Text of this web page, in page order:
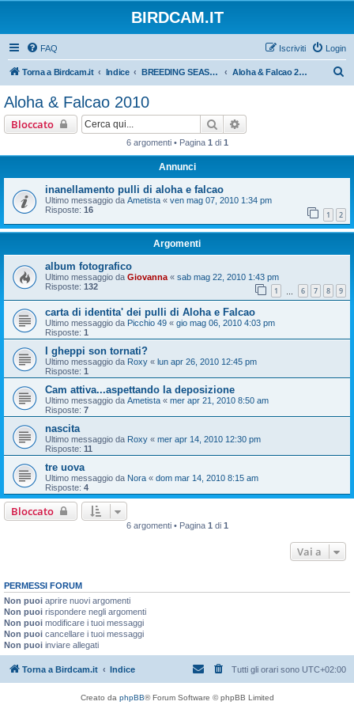
BIRDCAM.IT
FAQ Login
Iscriviti
Torna a Birdcam.it Indice BREEDING SEASON 2010 Aloha & Falcao 2010
Aloha & Falcao 2010
Bloccato Cerca
6 argomenti • Pagina 1 di 1
Annunci
inanellamento pulli di aloha e falcao
Ultimo messaggio da Ametista « ven mag 07, 2010 1:34 pm
Risposte: 16 1 2
Argomenti
album fotografico
Ultimo messaggio da Giovanna « sab mag 22, 2010 1:43 pm
Risposte: 132 1 6 7 8 9
carta di identita' dei pulli di Aloha e Falcao
Ultimo messaggio da Picchio 49 « gio mag 06, 2010 4:03 pm
Risposte: 1
I gheppi son tornati?
Ultimo messaggio da Roxy « lun apr 26, 2010 12:45 pm
Risposte: 1
Cam attiva...aspettando la deposizione
Ultimo messaggio da Ametista « mer apr 21, 2010 8:50 am
Risposte: 7
nascita
Ultimo messaggio da Roxy « mer apr 14, 2010 12:30 pm
Risposte: 11
tre uova
Ultimo messaggio da Nora « dom mar 14, 2010 8:15 am
Risposte: 4
Bloccato
6 argomenti • Pagina 1 di 1
Vai a
PERMESSI FORUM
Non puoi aprire nuovi argomenti
Non puoi rispondere negli argomenti
Non puoi modificare i tuoi messaggi
Non puoi cancellare i tuoi messaggi
Non puoi inviare allegati
Torna a Birdcam.it Indice Tutti gli orari sono UTC+02:00
Creato da phpBB® Forum Software © phpBB Limited